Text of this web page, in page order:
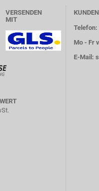
VERSENDEN
MIT
Telefon:
Mo - Fr
E-Mail: